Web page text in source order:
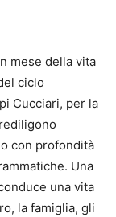
mese della vita
ciclo
Cucciari, per la
con profondità
Una
una vita
la famiglia, gli